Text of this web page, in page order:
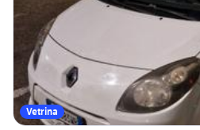
Vetrina